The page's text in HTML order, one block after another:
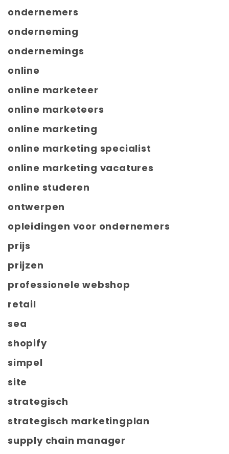
ondernemers
onderneming
ondernemings
online
online marketeer
online marketeers
online marketing
online marketing specialist
online marketing vacatures
online studeren
ontwerpen
opleidingen voor ondernemers
prijs
prijzen
professionele webshop
retail
sea
shopify
simpel
site
strategisch
strategisch marketingplan
supply chain manager